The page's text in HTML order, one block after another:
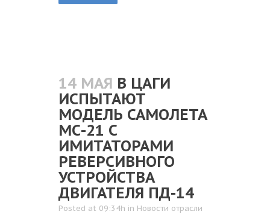
14 МАЯ В ЦАГИ
ИСПЫТАЮТ
МОДЕЛЬ САМОЛЕТА
МС-21 С
ИМИТАТОРАМИ
РЕВЕРСИВНОГО
УСТРОЙСТВА
ДВИГАТЕЛЯ ПД-14
Posted at 09:34h in Новости отрасли